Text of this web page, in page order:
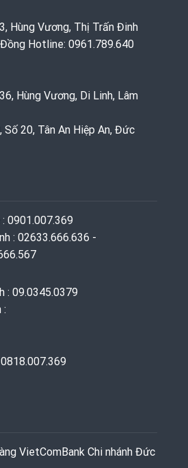
Hùng Vương, Thị Trấn Đinh
Hotline: 0961.789.640
Hùng Vương, Di Linh, Lâm
Số 20, Tân An Hiệp An, Đức
0901.007.369
: 02633.666.636 -
: 09.0345.0379
:
VietComBank Chi nhánh Đức